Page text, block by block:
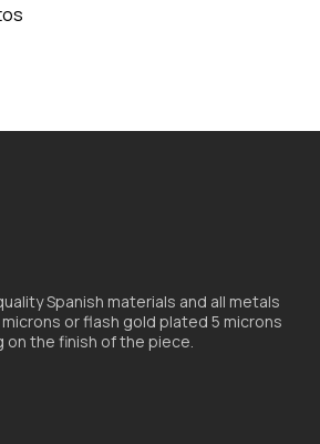
Spanish materials and all metals
or flash gold plated 5 microns
on the finish of the piece.
of our products makes them